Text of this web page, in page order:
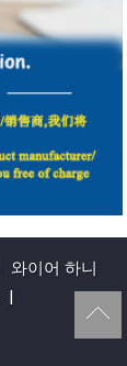
와이어 하니
|